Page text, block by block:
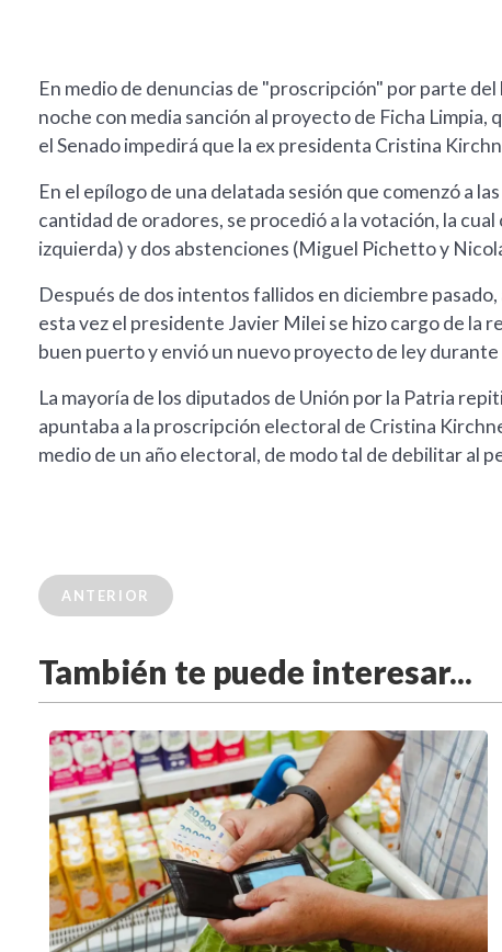
En medio de denuncias de "proscripción" por parte
noche con media sanción al proyecto de Ficha
el Senado impedirá que la ex presidenta Cristina
En el epílogo de una delatada sesión que comenzó a
cantidad de oradores, se procedió a la votación, la
izquierda) y dos abstenciones (Miguel Pichetto y
Después de dos intentos fallidos en diciembre
esta vez el presidente Javier Milei se hizo cargo de la
buen puerto y envió un nuevo proyecto de ley
La mayoría de los diputados de Unión por la Patria
apuntaba a la proscripción electoral de Cristina
medio de un año electoral, de modo tal de debilitar al
ANTERIOR
También te puede interesar...